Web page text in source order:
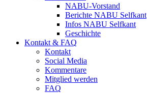
NABU-Vorstand
Berichte NABU Selfkant
Infos NABU Selfkant
Geschichte
Kontakt & FAQ
Kontakt
Social Media
Kommentare
Mitglied werden
FAQ